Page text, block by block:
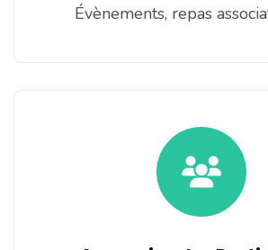
Évènements, repas